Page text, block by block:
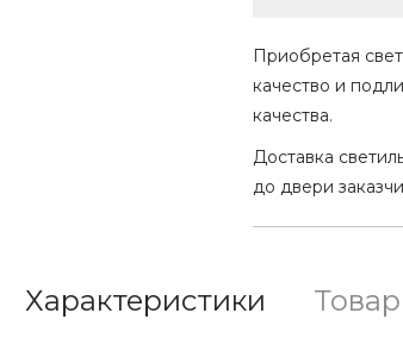
Приобретая
качество и
качества.
Доставка
до двери
Характеристики